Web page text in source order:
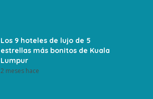
Los 9 hoteles de lujo de 5
estrellas más bonitos de Kuala
Lumpur
2 meses hace